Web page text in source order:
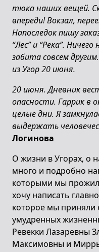
тюка наших вещей.
впереди! Вокзал,
Напоследок пишу
“Лес” и “Река”.
забита совсем
из Угор 20 июня.
20 июня. Дневник
опасности. Гаррик в
целые дни. Я
выдержать
Логинова
О жизни в Угорах, о
много и подробно
которыми мы
хочу написать
которое мы приняли
умудренных
Ревекки Лазаревны
Максимовны и